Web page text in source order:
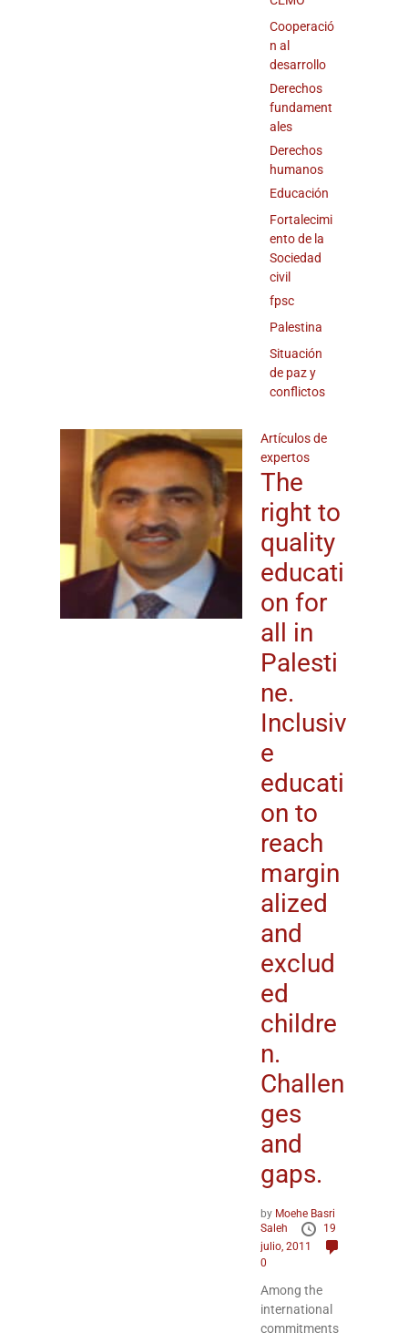
Cooperació
n al
desarrollo
Derechos
fundament
ales
Derechos
humanos
Educación
Fortalecimi
ento de la
Sociedad
civil
fpsc
Palestina
Situación
de paz y
conflictos
Artículos de
expertos
The
right to
quality
educati
on for
all in
Palesti
ne.
Inclusiv
e
educati
on to
reach
margin
alized
and
exclud
ed
childre
n.
Challen
ges
and
gaps.
by Moehe Basri
Saleh
19
julio, 2011
0
Among the
international
commitments